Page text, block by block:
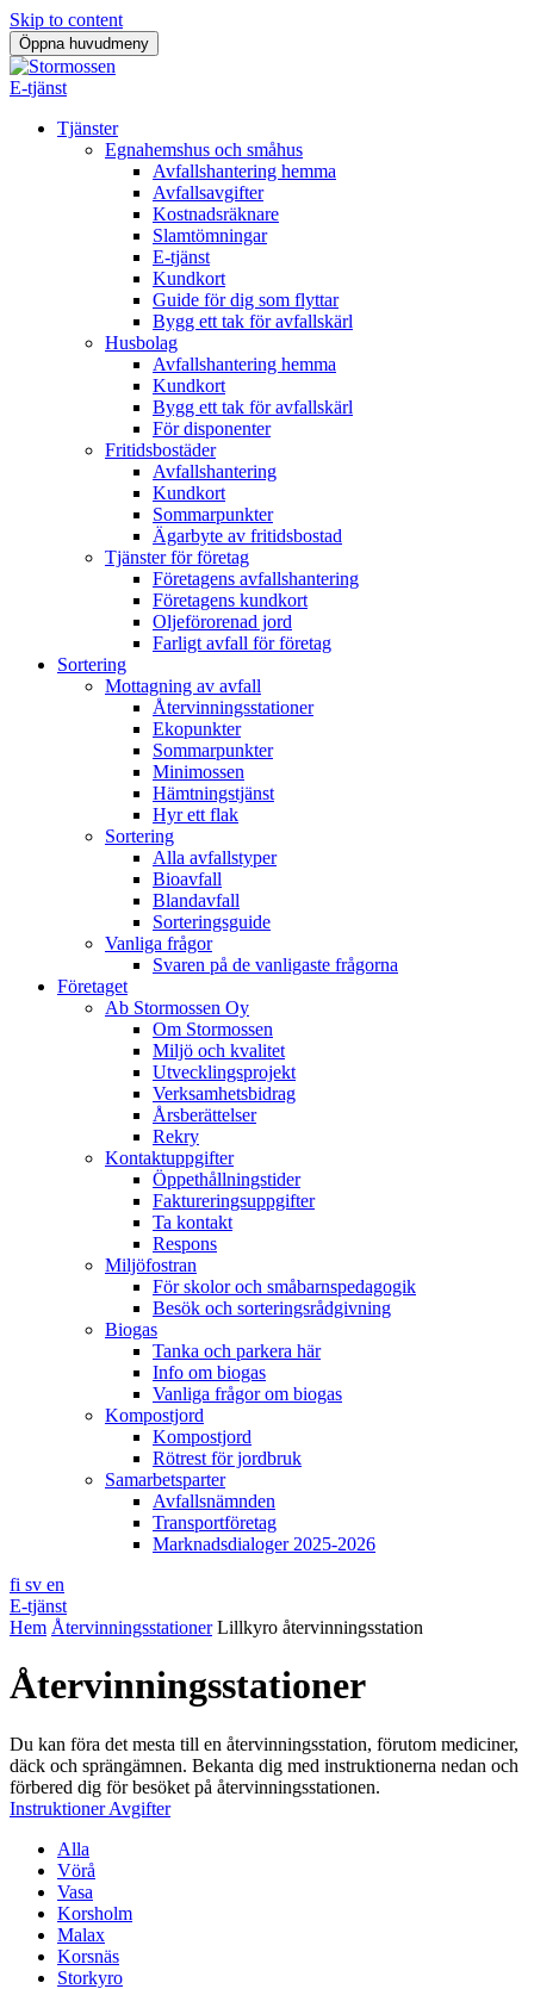
Skip to content
Öppna huvudmeny
E-tjänst
Tjänster
Egnahemshus och småhus
Avfallshantering hemma
Avfallsavgifter
Kostnadsräknare
Slamtömningar
E-tjänst
Kundkort
Guide för dig som flyttar
Bygg ett tak för avfallskärl
Husbolag
Avfallshantering hemma
Kundkort
Bygg ett tak för avfallskärl
För disponenter
Fritidsbostäder
Avfallshantering
Kundkort
Sommarpunkter
Ägarbyte av fritidsbostad
Tjänster för företag
Företagens avfallshantering
Företagens kundkort
Oljeförorenad jord
Farligt avfall för företag
Sortering
Mottagning av avfall
Återvinningsstationer
Ekopunkter
Sommarpunkter
Minimossen
Hämtningstjänst
Hyr ett flak
Sortering
Alla avfallstyper
Bioavfall
Blandavfall
Sorteringsguide
Vanliga frågor
Svaren på de vanligaste frågorna
Företaget
Ab Stormossen Oy
Om Stormossen
Miljö och kvalitet
Utvecklingsprojekt
Verksamhetsbidrag
Årsberättelser
Rekry
Kontaktuppgifter
Öppethållningstider
Faktureringsuppgifter
Ta kontakt
Respons
Miljöfostran
För skolor och småbarnspedagogik
Besök och sorteringsrådgivning
Biogas
Tanka och parkera här
Info om biogas
Vanliga frågor om biogas
Kompostjord
Kompostjord
Rötrest för jordbruk
Samarbetsparter
Avfallsnämnden
Transportföretag
Marknadsdialoger 2025-2026
fi sv en
E-tjänst
Hem Återvinningsstationer Lillkyro återvinningsstation
Återvinningsstationer
Du kan föra det mesta till en återvinningsstation, förutom mediciner,
däck och sprängämnen. Bekanta dig med instruktionerna nedan och
förbered dig för besöket på återvinningsstationen.
InstruktionerAvgifter
Alla
Vörå
Vasa
Korsholm
Malax
Korsnäs
Storkyro